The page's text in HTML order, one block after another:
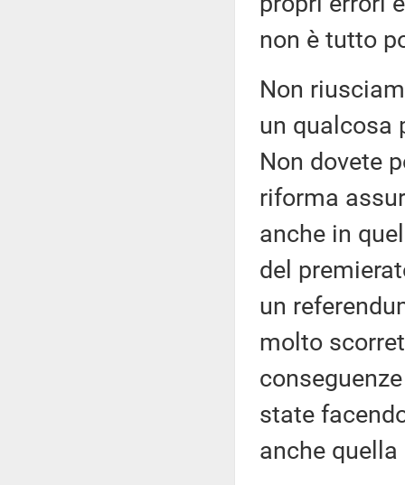
non è tutto
Non
un qualcosa
Non dovete
riforma
anche in
del
un
molto
state
anche